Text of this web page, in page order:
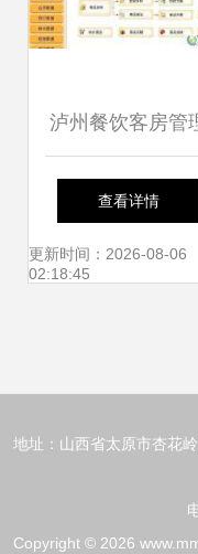
泸州餐饮客房管
一体化解决方案
升运营效率的智能
查看详情
更新时间：2026-08-06
02:18:45
地址：山西省太原市杏花
Copyright © 2026